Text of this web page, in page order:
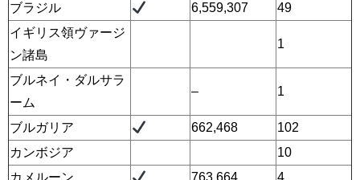
ブラジル 6,559,307
49
イギリス領ヴァージ
ン諸島
1
ブルネイ・ダルサラ
ーム
– 1
ブルガリア 662,468
102
カンボジア
10
カメルーン
763,664
4